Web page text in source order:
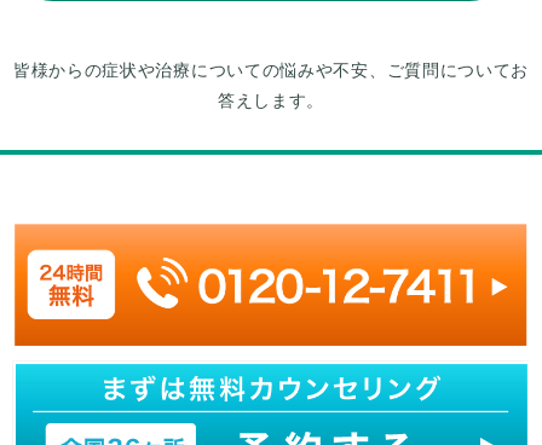
皆様からの症状や治療についての悩みや不安、ご質問についてお
答えします。